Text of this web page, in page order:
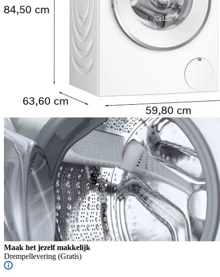
Maak het jezelf makkelijk
Drempellevering (Gratis)